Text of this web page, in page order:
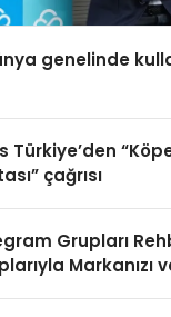
genelinde
Türkiye’den
çağrısı
Grupları
Markanızı